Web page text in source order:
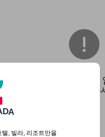
DA
, 빌라, 리조트만을
조건에 맞는 호텔이
다시 검색해 주